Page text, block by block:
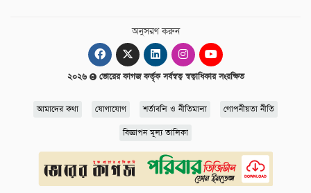
অনুসরণ করুন
২০২৬ ভোরের কাগজ কর্তৃক সর্বস্বত্ব স্বত্বাধিকার সংরক্ষিত
আমাদের কথা যোগাযোগ শর্তাবলি ও নীতিমালা গোপনীয়তা নীতি
বিজ্ঞাপন মূল্য তালিকা